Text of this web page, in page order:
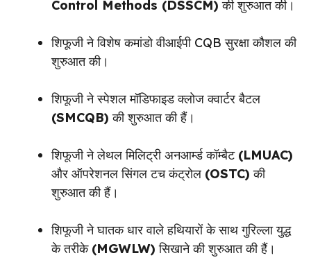
Control Methods (DSSCM) की शुरुआत की।
शिफूजी ने विशेष कमांडो वीआईपी CQB सुरक्षा कौशल की
शुरुआत की।
शिफूजी ने स्पेशल मॉडिफाइड क्लोज क्वार्टर बैटल
(SMCQB) की शुरुआत की हैं।
शिफूजी ने लेथल मिलिट्री अनआर्म्ड कॉम्बैट (LMUAC)
और ऑपरेशनल सिंगल टच कंट्रोल (OSTC) की
शुरुआत की हैं।
शिफूजी ने घातक धार वाले हथियारों के साथ गुरिल्ला युद्ध
के तरीके (MGWLW) सिखाने की शुरुआत की हैं।